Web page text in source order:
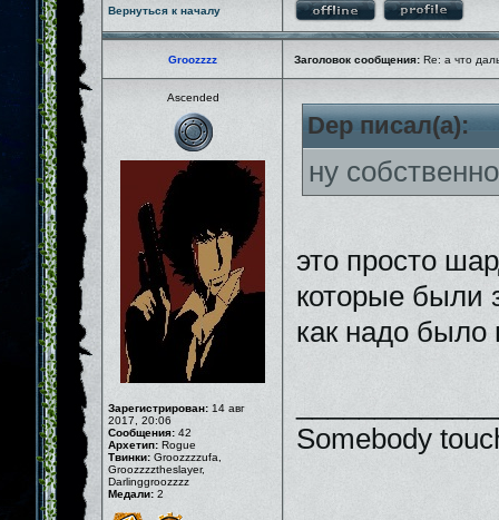
Вернуться к началу
Groozzzz Заголовок сообщения: Re: а что
Ascended
Зарегистрирован: 14 авг
2017, 20:06
Сообщения: 42
Архетип: Rogue
Твинки: Groozzzzufa,
Groozzzztheslayer,
Darlinggroozzzz
Медали: 2
Dep писал(а):
ну
это просто
которые были
как надо было
Somebody